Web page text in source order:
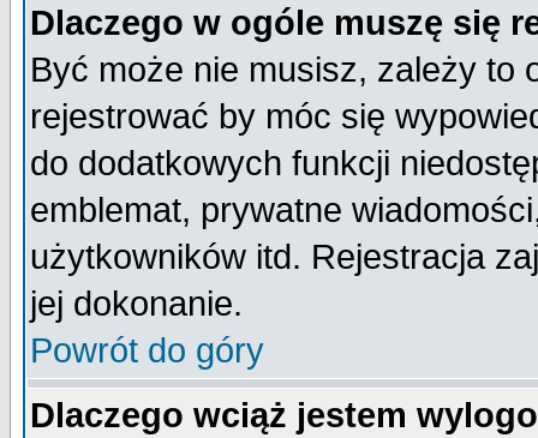
Dlaczego w ogóle muszę się
Być może nie musisz, zależy to
rejestrować by móc się
do dodatkowych funkcji
emblemat, prywatne
użytkowników itd. Rejestracja
jej dokonanie.
Powrót do góry
Dlaczego wciąż jestem